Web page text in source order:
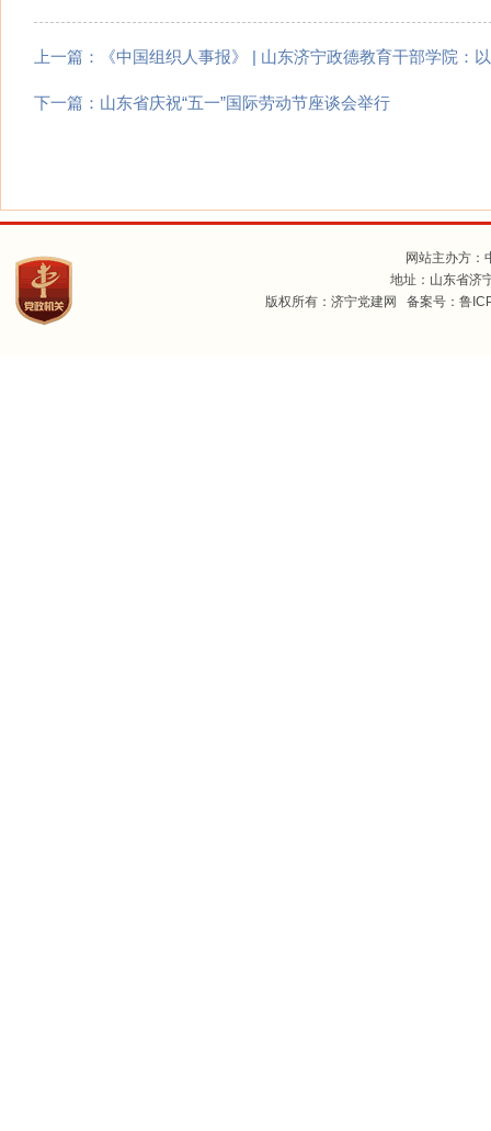
上一篇： 《中国组织人事报》 | 山东济宁政德教育干部学院：
下一篇： 山东省庆祝“五一”国际劳动节座谈会举行
网站主办方：
地址：山东省济
版权所有：济宁党建网 备案号： 鲁